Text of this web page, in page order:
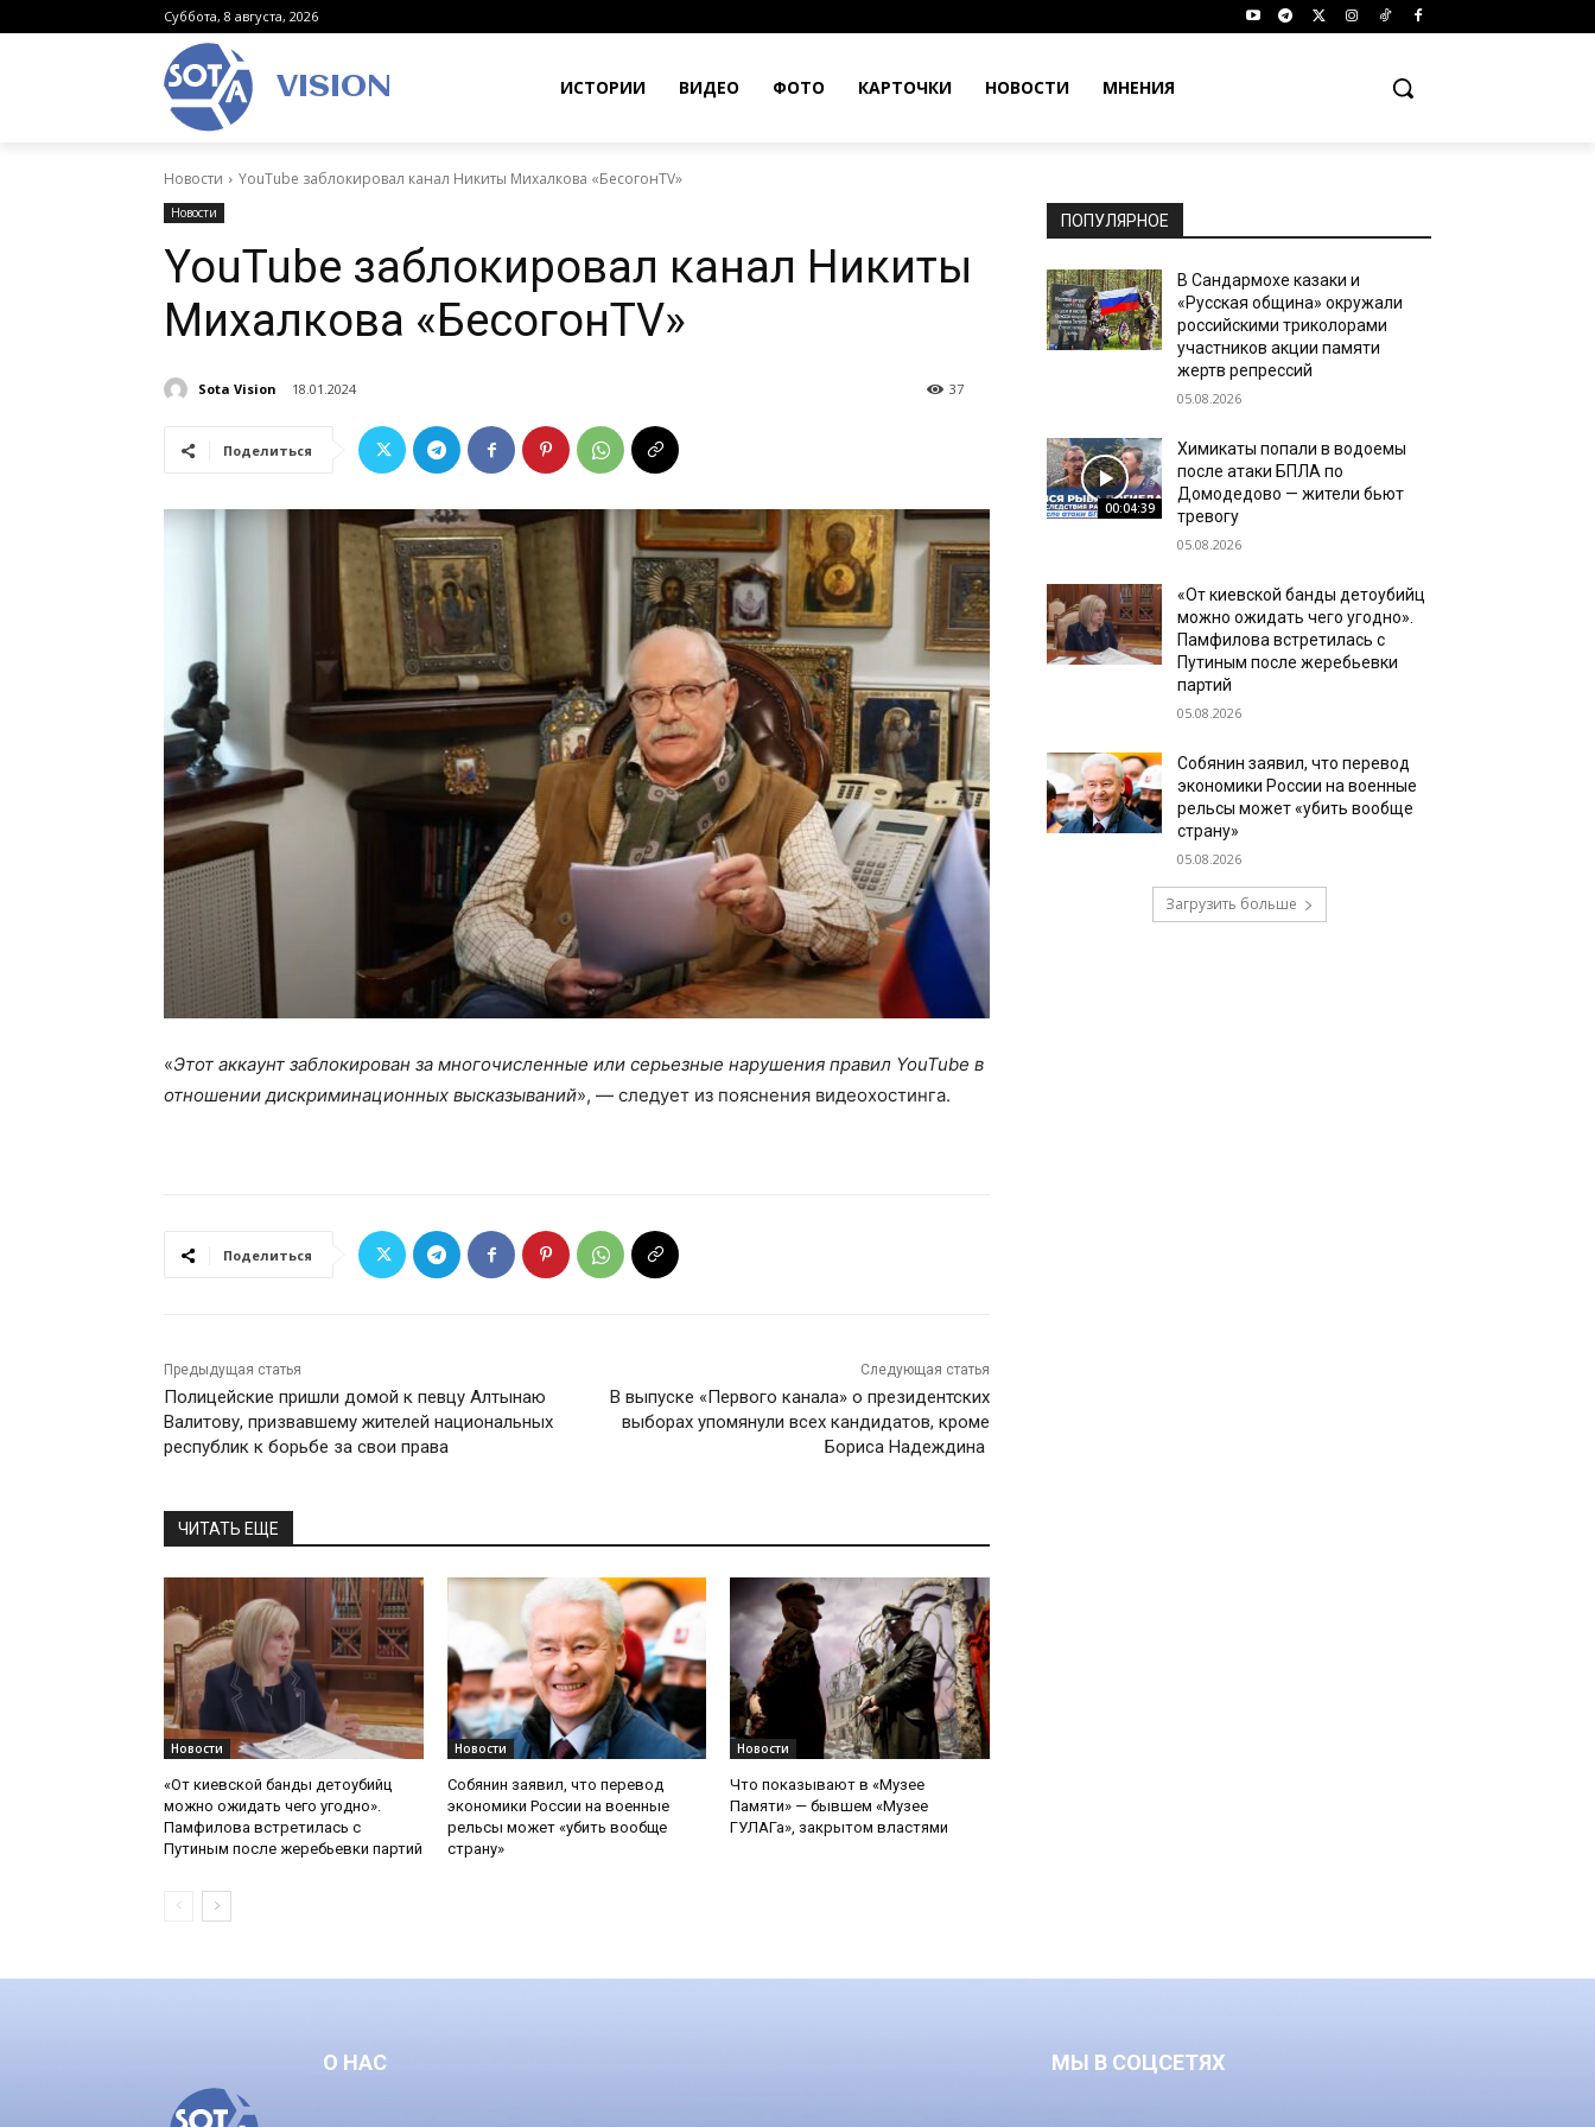
Суббота, 8 августа, 2026
VISION ИСТОРИИ ВИДЕО ФОТО КАРТОЧКИ НОВОСТИ МНЕНИЯ
Новости YouTube заблокировал канал Никиты Михалкова «БесогонTV»
Новости
YouTube заблокировал канал Никиты
Михалкова «БесогонTV»
Sota Vision 18.01.2024 37
Поделиться
«Этот аккаунт заблокирован за многочисленные или серьезные нарушения правил YouTube в
отношении дискриминационных высказываний», — следует из пояснения видеохостинга.
Поделиться
Предыдущая статья
Полицейские пришли домой к певцу Алтынаю
Валитову, призвавшему жителей национальных
республик к борьбе за свои права
Следующая статья
В выпуске «Первого канала» о президентских
выборах упомянули всех кандидатов, кроме
Бориса Надеждина
ЧИТАТЬ ЕЩЕ
Новости
«От киевской банды детоубийц
можно ожидать чего угодно».
Памфилова встретилась с
Путиным после жеребьевки партий
Новости
Собянин заявил, что перевод
экономики России на военные
рельсы может «убить вообще
страну»
Новости
Что показывают в «Музее
Памяти» — бывшем «Музее
ГУЛАГа», закрытом властями
ПОПУЛЯРНОЕ
В Сандармохе казаки и
«Русская община» окружали
российскими триколорами
участников акции памяти
жертв репрессий
05.08.2026
00:04:39
Химикаты попали в водоемы
после атаки БПЛА по
Домодедово — жители бьют
тревогу
05.08.2026
«От киевской банды детоубийц
можно ожидать чего угодно».
Памфилова встретилась с
Путиным после жеребьевки
партий
05.08.2026
Собянин заявил, что перевод
экономики России на военные
рельсы может «убить вообще
страну»
05.08.2026
Загрузить больше
О НАС МЫ В СОЦСЕТЯХ